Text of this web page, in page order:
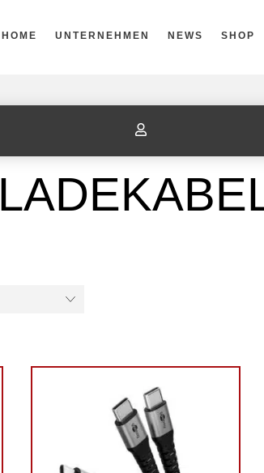
HOME UNTERNEHMEN NEWS SHOP
